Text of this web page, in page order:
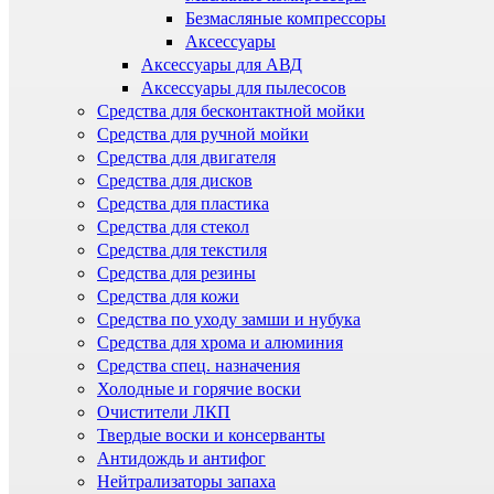
Безмасляные компрессоры
Аксессуары
Аксессуары для АВД
Аксессуары для пылесосов
Средства для бесконтактной мойки
Средства для ручной мойки
Средства для двигателя
Средства для дисков
Средства для пластика
Средства для стекол
Средства для текстиля
Средства для резины
Средства для кожи
Средства по уходу замши и нубука
Средства для хрома и алюминия
Средства спец. назначения
Холодные и горячие воски
Очистители ЛКП
Твердые воски и консерванты
Антидождь и антифог
Нейтрализаторы запаха